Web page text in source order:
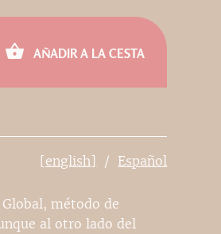
AÑADIR A LA CESTA
[english] Español
método de
al otro lado del